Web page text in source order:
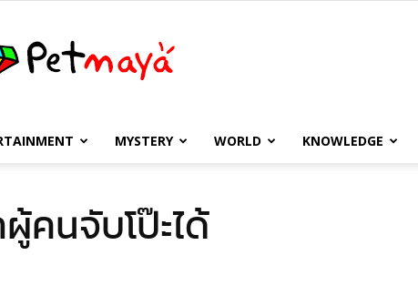
เพชร MYSTERY WORLD KNOWLEDGE
นจับโป๊ะได้